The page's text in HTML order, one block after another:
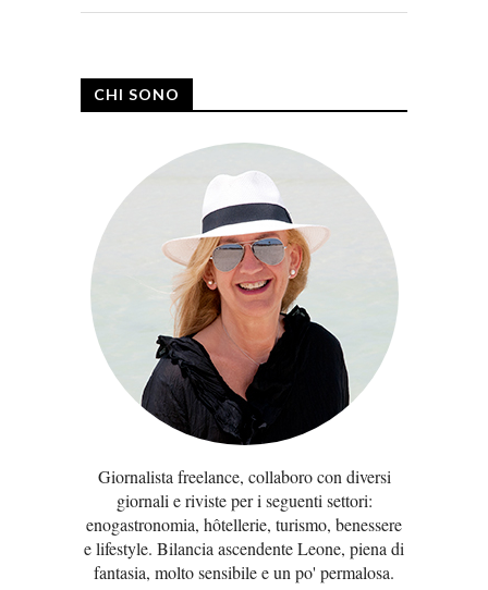
CHI SONO
Giornalista freelance, collaboro con diversi
giornali e riviste per i seguenti settori:
enogastronomia, hôtellerie, turismo, benessere
e lifestyle. Bilancia ascendente Leone, piena di
fantasia, molto sensibile e un po' permalosa.